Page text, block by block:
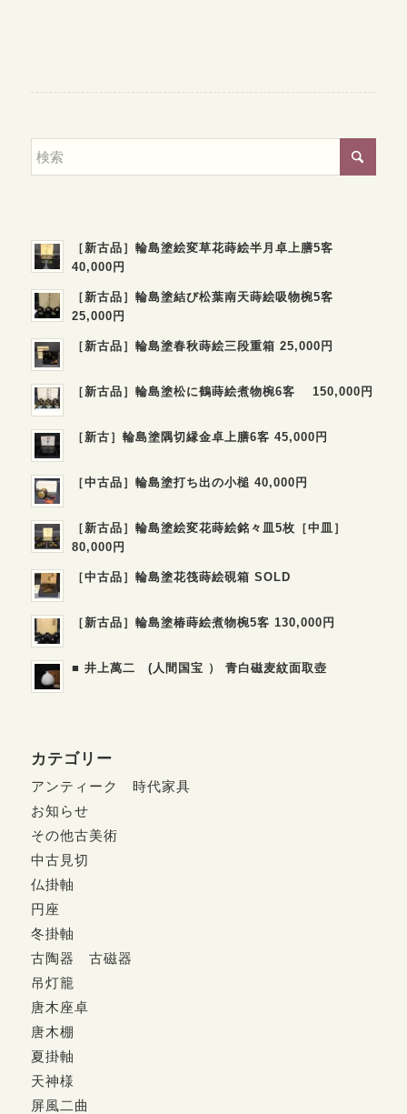
［新古品］輪島塗絵変草花蒔絵半月卓上膳5客
40,000円
［新古品］輪島塗結び松葉南天蒔絵吸物椀5客
25,000円
［新古品］輪島塗春秋蒔絵三段重箱 25,000円
［新古品］輪島塗松に鶴蒔絵煮物椀6客 150,000円
［新古］輪島塗隅切縁金卓上膳6客 45,000円
［中古品］輪島塗打ち出の小槌 40,000円
［新古品］輪島塗絵変花蒔絵銘々皿5枚［中皿］
80,000円
［中古品］輪島塗花筏蒔絵硯箱 SOLD
［新古品］輪島塗椿蒔絵煮物椀5客 130,000円
■ 井上萬二 (人間国宝 ） 青白磁麦紋面取壺
カテゴリー
アンティーク 時代家具
お知らせ
その他古美術
中古見切
仏掛軸
円座
冬掛軸
古陶器 古磁器
吊灯籠
唐木座卓
唐木棚
夏掛軸
天神様
屏風二曲